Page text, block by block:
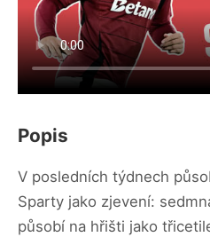
Popis
V posledních týdnech
Sparty jako zjevení:
působí na hřišti jako